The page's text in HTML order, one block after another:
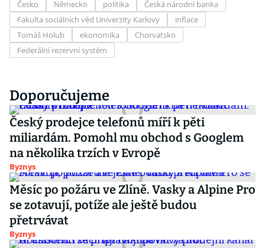
Česko Německo politika
Česká národní banka
Fakulta sociálních věd Univerzity Karlovy
inflace
Tomáš Holub
ekonomika
Chorvatsko
Federální rezervní systém
Doporučujeme
Český prodejce telefonů míří k pěti
miliardám. Pomohl mu obchod s Googlem
na několika trzích v Evropě
Byznys
Měsíc po požáru ve Zlíně. Vasky a Alpine Pro
se zotavují, potíže ale ještě budou
přetrvávat
Byznys